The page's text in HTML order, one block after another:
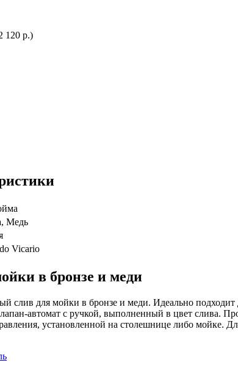
120 р.)
Медь
Vicario
в бронзе и меди
слив для мойки в бронзе и меди. Идеально
автомат с ручкой, выполненный в цвет слива.
установленной на столешнице либо мойке.